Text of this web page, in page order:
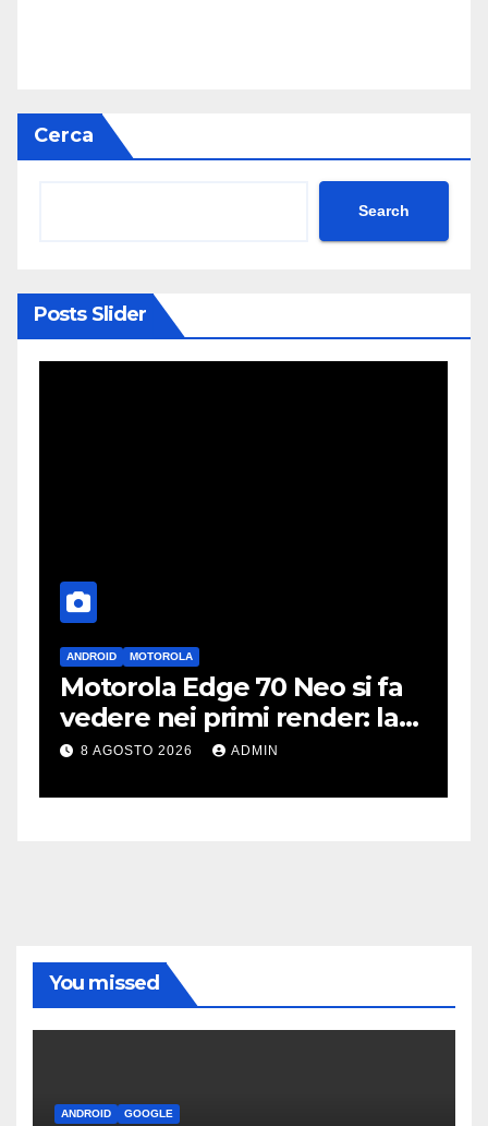
Cerca
Search
Posts Slider
ANDROID MOTOROLA
Motorola Edge 70 Neo si fa
vedere nei primi render: la
fotocamera è da 200 MP
8 AGOSTO 2026 ADMIN
You missed
ANDROID GOOGLE